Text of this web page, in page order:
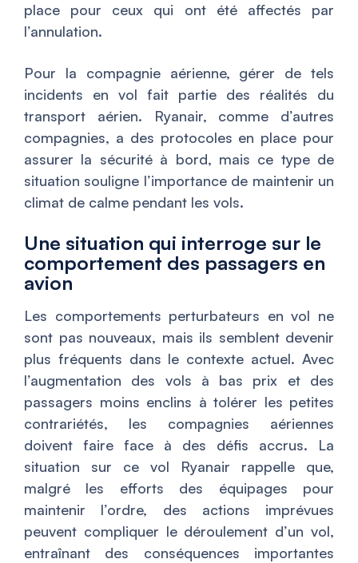
place pour ceux qui ont été affectés par
l’annulation.
Pour la compagnie aérienne, gérer de tels
incidents en vol fait partie des réalités du
transport aérien. Ryanair, comme d’autres
compagnies, a des protocoles en place pour
assurer la sécurité à bord, mais ce type de
situation souligne l’importance de maintenir un
climat de calme pendant les vols.
Une situation qui interroge sur le
comportement des passagers en
avion
Les comportements perturbateurs en vol ne
sont pas nouveaux, mais ils semblent devenir
plus fréquents dans le contexte actuel. Avec
l’augmentation des vols à bas prix et des
passagers moins enclins à tolérer les petites
contrariétés, les compagnies aériennes
doivent faire face à des défis accrus. La
situation sur ce vol Ryanair rappelle que,
malgré les efforts des équipages pour
maintenir l’ordre, des actions imprévues
peuvent compliquer le déroulement d’un vol,
entraînant des conséquences importantes